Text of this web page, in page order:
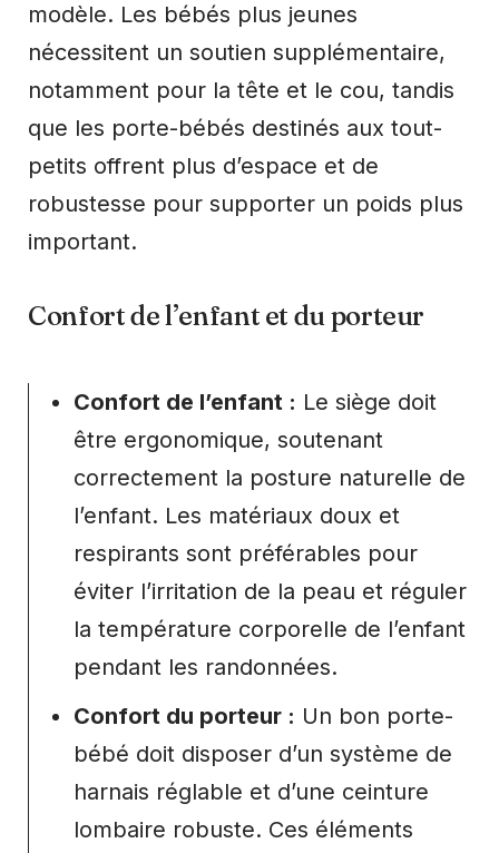
modèle. Les bébés plus jeunes
nécessitent un soutien supplémentaire,
notamment pour la tête et le cou, tandis
que les porte-bébés destinés aux tout-
petits offrent plus d’espace et de
robustesse pour supporter un poids plus
important.
Confort de l’enfant et du porteur
Confort de l’enfant : Le siège doit
être ergonomique, soutenant
correctement la posture naturelle de
l’enfant. Les matériaux doux et
respirants sont préférables pour
éviter l’irritation de la peau et réguler
la température corporelle de l’enfant
pendant les randonnées.
Confort du porteur : Un bon porte-
bébé doit disposer d’un système de
harnais réglable et d’une ceinture
lombaire robuste. Ces éléments